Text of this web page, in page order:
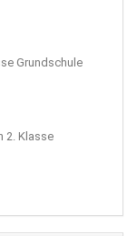
Grundschule
2. Klasse